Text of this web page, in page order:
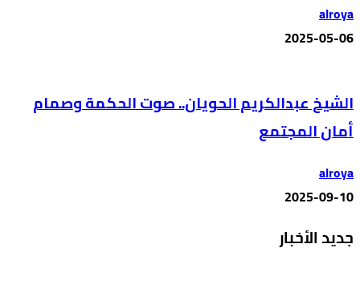
alroya
2025-05-06
الشيخ عبدالكريم الحويان.. صوت الحكمة وصمام
أمان المجتمع
alroya
2025-09-10
جديد الأخبار